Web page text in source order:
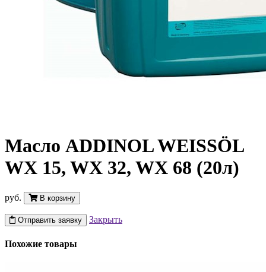
Масло ADDINOL WEISSÖL
WX 15, WX 32, WX 68 (20л)
руб. В корзину
Отправить заявку Закрыть
Похожие товары